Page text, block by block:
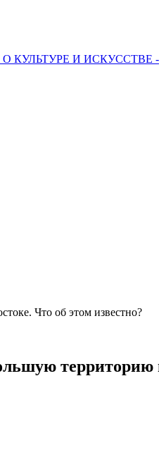
О КУЛЬТУРЕ И ИСКУССТВЕ -
Что об этом известно?
территорию